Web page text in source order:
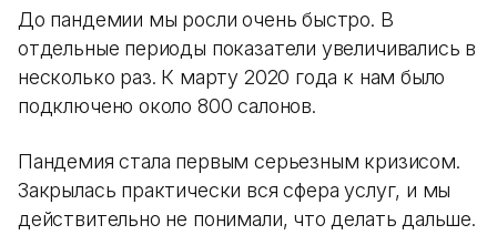
До пандемии мы росли очень быстро. В
отдельные периоды показатели увеличивались в
несколько раз. К марту 2020 года к нам было
подключено около 800 салонов.
Пандемия стала первым серьезным кризисом.
Закрылась практически вся сфера услуг, и мы
действительно не понимали, что делать дальше.